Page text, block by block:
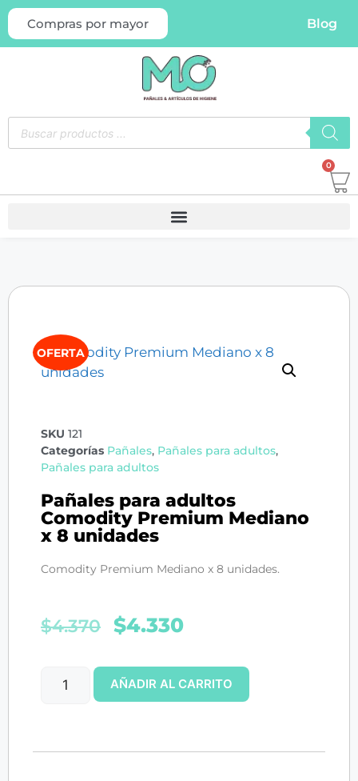
Compras por mayor Blog
0
OFERTA
SKU 121
Categorías Pañales, Pañales para adultos,
Pañales para adultos
Pañales para adultos
Comodity Premium Mediano
x 8 unidades
Comodity Premium Mediano x 8 unidades.
$4.370 $4.330
AÑADIR AL CARRITO